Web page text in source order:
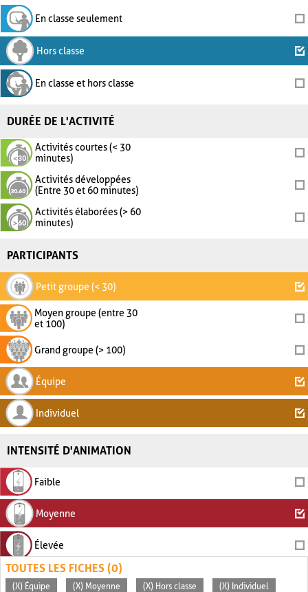
En classe seulement
Hors classe
En classe et hors classe
DURÉE DE L'ACTIVITÉ
Activités courtes (< 30
minutes)
Activités développées
(Entre 30 et 60 minutes)
Activités élaborées (> 60
minutes)
PARTICIPANTS
Petit groupe (< 30)
Moyen groupe (entre 30
et 100)
Grand groupe (> 100)
Équipe
Individuel
INTENSITÉ D'ANIMATION
Faible
Moyenne
Élevée
TOUTES LES FICHES (0)
(X) Équipe (X) Moyenne (X) Hors classe (X) Individuel